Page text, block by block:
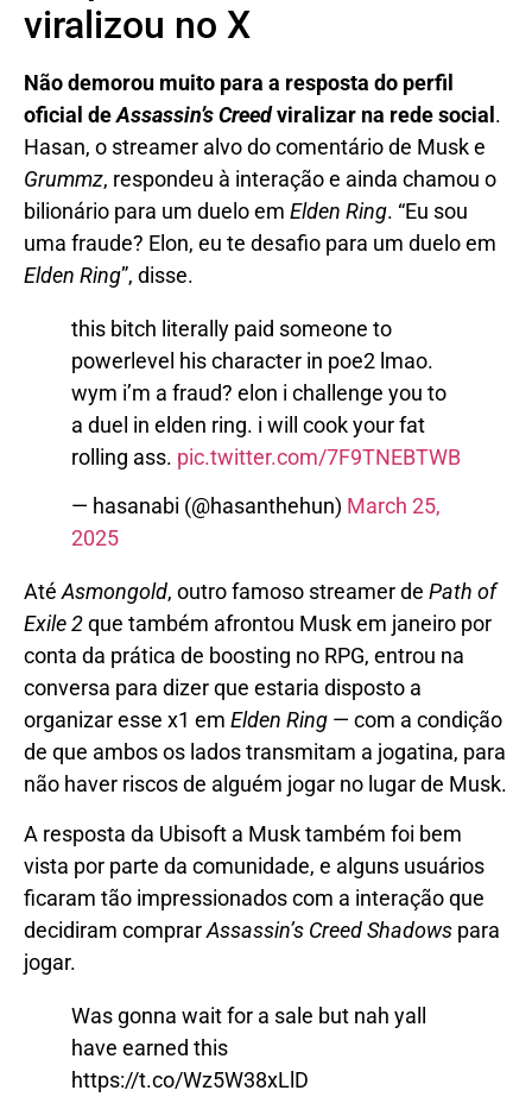
viralizou no X
Não demorou muito para a resposta do perfil
oficial deAssassin’s Creedviralizar na rede social.
Hasan, o streamer alvo do comentário de Musk e
Grummz, respondeu à interação e ainda chamou o
bilionário para um duelo em Elden Ring. “Eu sou
uma fraude? Elon, eu te desafio para um duelo em
Elden Ring”, disse.
this bitch literally paid someone to
powerlevel his character in poe2 lmao.
wym i’m a fraud? elon i challenge you to
a duel in elden ring. i will cook your fat
rolling ass. pic.twitter.com/7F9TNEBTWB
— hasanabi (@hasanthehun) March 25,
2025
Até Asmongold, outro famoso streamer de Path of
Exile 2que também afrontou Musk em janeiro por
conta da prática de boosting no RPG, entrou na
conversa para dizer que estaria disposto a
organizar esse x1 em Elden Ring — com a condição
de que ambos os lados transmitam a jogatina, para
não haver riscos de alguém jogar no lugar de Musk.
A resposta da Ubisoft a Musk também foi bem
vista por parte da comunidade, e alguns usuários
ficaram tão impressionados com a interação que
decidiram comprarAssassin’s Creed Shadows para
jogar.
Was gonna wait for a sale but nah yall
have earned this
https://t.co/Wz5W38xLlD